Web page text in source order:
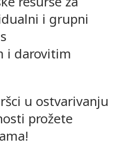
i grupni
i darovitim
u ostvarivanju
prožete